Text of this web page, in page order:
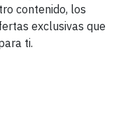
contenido, los
exclusivas que
ti.